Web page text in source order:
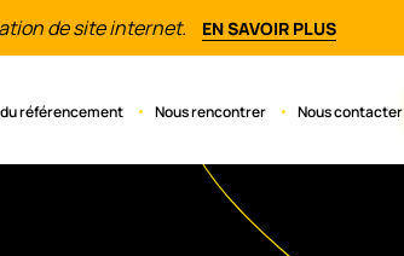
de site internet. EN SAVOIR PLUS
du référencement Nous rencontrer Nous contacter